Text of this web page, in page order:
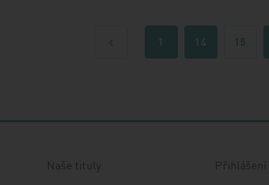
Předchozí 1 14 15
Naše tituly
Přihlášení